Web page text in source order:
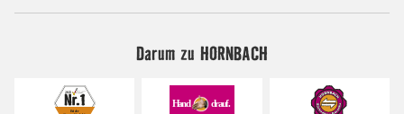
Darum zu HORNBACH